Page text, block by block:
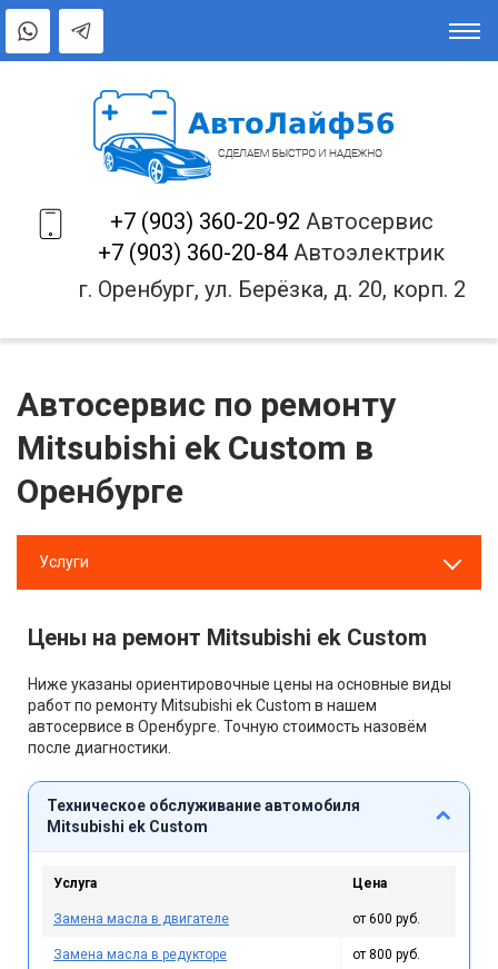
+7 (903) 360-20-92 Автосервис
+7 (903) 360-20-84 Автоэлектрик
г. Оренбург, ул. Берёзка, д. 20, корп. 2
Автосервис по ремонту
Mitsubishi ek Custom в
Оренбурге
Услуги
Цены на ремонт Mitsubishi ek Custom
Ниже указаны ориентировочные цены на основные виды
работ по ремонту Mitsubishi ek Custom в нашем
автосервисе в Оренбурге. Точную стоимость назовём
после диагностики.
Техническое обслуживание автомобиля
Mitsubishi ek Custom
Услуга Цена
Замена масла в двигателе от 600 руб.
Замена масла в редукторе от 800 руб.